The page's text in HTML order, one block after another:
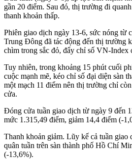
gần 20 điểm. Sau đó, thị trường đi
thanh khoản thấp.
Phiên giao dịch ngày 13-6, sức nóng từ
Trung Đông đã tác động đến thị trường
chìm trong sắc đỏ, đẩy chỉ số VN-Index
Tuy nhiên, trong khoảng 15 phút cuối
cuộc mạnh mẽ, kéo chỉ số đại diện sàn
một mạch 11 điểm nên thị trường chỉ
cửa.
Đóng cửa tuần giao dịch từ ngày 9 đến
mức 1.315,49 điểm, giảm 14,4 điểm (-
Thanh khoản giảm. Lũy kế cả tuần giao
quân tuần trên sàn thành phố Hồ Chí
(-13,6%).